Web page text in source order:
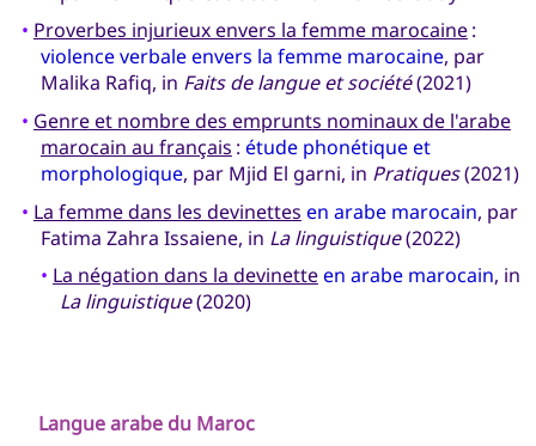
• Proverbes injurieux envers la femme marocaine:
violence verbale envers la femme marocaine, par
Malika Rafiq, in Faits de langue et société(2021)
• Genre et nombre des emprunts nominaux de l'arabe
marocain au français : étude phonétique et
morphologique, par Mjid El garni, in Pratiques(2021)
• La femme dans les devinettes en arabe marocain, par
Fatima Zahra Issaiene, in La linguistique(2022)
• La négation dans la devinetteen arabe marocain, in
La linguistique(2020)
Langue arabe du Maroc